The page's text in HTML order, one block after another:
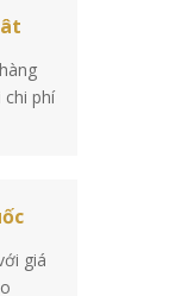
phí
giá